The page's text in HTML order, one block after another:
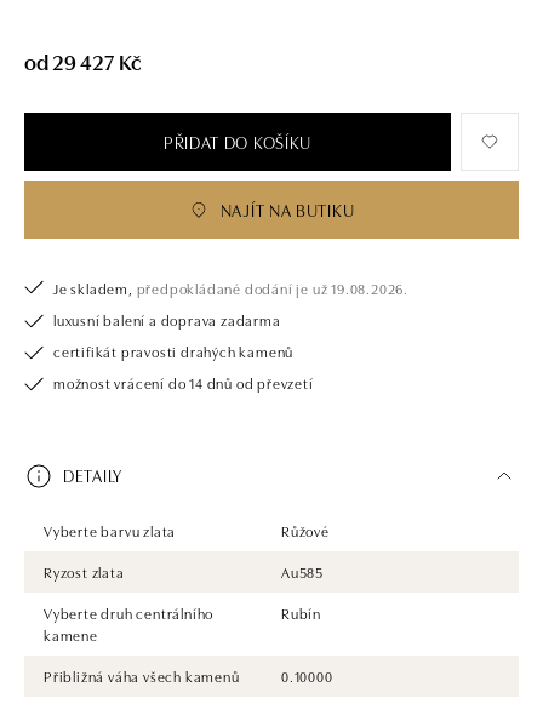
od 29 427 Kč
PŘIDAT DO KOŠÍKU
NAJÍT NA BUTIKU
Je skladem, předpokládané dodání je už 19.08.2026.
luxusní balení a doprava zadarma
certifikát pravosti drahých kamenů
možnost vrácení do 14 dnů od převzetí
DETAILY
Vyberte barvu zlata
Růžové
Ryzost zlata
Au585
Vyberte druh centrálního
kamene
Rubín
Přibližná váha všech kamenů
0.10000